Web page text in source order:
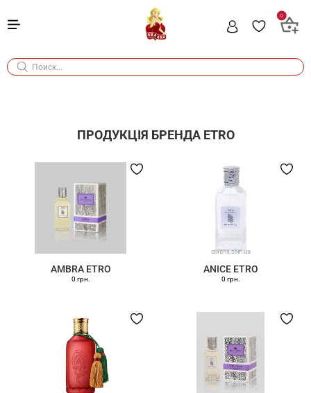
0
ПРОДУКЦІЯ БРЕНДА ETRO
AMBRA ETRO
0 грн.
ANICE ETRO
0 грн.